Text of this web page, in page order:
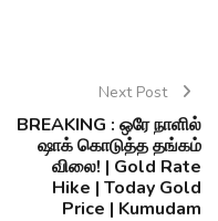
Next Post
BREAKING : ஒரே நாளில்
ஷாக் கொடுத்த தங்கம்
விலை! | Gold Rate
Hike | Today Gold
Price | Kumudam